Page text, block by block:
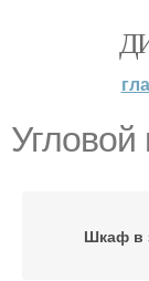
Шкаф в